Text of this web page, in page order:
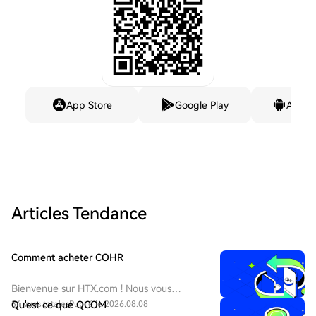
App Store Google Play
Articles Tendance
Comment acheter COHR
Bienvenue sur HTX.com ! Nous vous
permettons d'acheter Coherent Corp.
34 vues totalesPublié le 2026.08.08
Qu'est ce que QCOM